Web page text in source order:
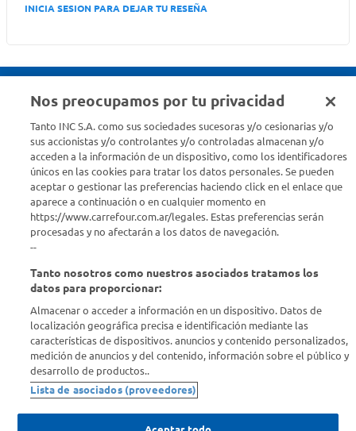
INICIA SESION PARA DEJAR TU RESEÑA
Estamos para ayudarte
¿Tenés una consulta? Comunicate con nosotros acá
Descubrí Carrefour
Conocenos
Info útil
Comprá Online
Dejanos tu mail para recibir todas las ofertas y promociones antes
Nos preocupamos por tu privacidad
Tanto INC S.A. como sus sociedades sucesoras y/o cesionarias y/o
sus accionistas y/o controlantes y/o controladas almacenan y/o
acceden a la información de un dispositivo, como los identificadores
únicos en las cookies para tratar los datos personales. Se pueden
aceptar o gestionar las preferencias haciendo click en el enlace que
aparece a continuación o en cualquier momento en
https://www.carrefour.com.ar/legales. Estas preferencias serán
procesadas y no afectarán a los datos de navegación.
--
Tanto nosotros como nuestros asociados tratamos los
datos para proporcionar:
Almacenar o acceder a información en un dispositivo. Datos de
localización geográfica precisa e identificación mediante las
características de dispositivos. anuncios y contenido personalizados,
medición de anuncios y del contenido, información sobre el público y
desarrollo de productos..
Lista de asociados (proveedores)